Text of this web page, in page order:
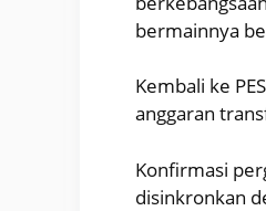
bermainnya
Kembali ke
anggaran
Konfirmasi
disinkronkan